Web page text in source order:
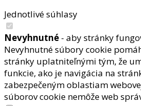
Jednotlivé súhlasy
Nevyhnutné - aby stránky
Nevyhnutné súbory cookie
stránky uplatniteľnými tým, že
funkcie, ako je navigácia na
zabezpečeným oblastiam
súborov cookie nemôže web